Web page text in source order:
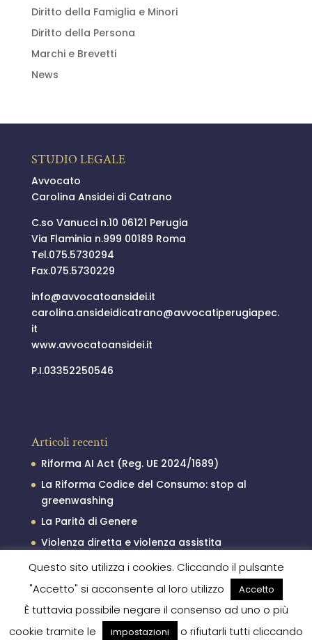
Diritto della Famiglia e Minori
Diritto della Persona
Marchi e Brevetti
News
STUDIO LEGALE
Avvocato
Carolina Ansidei di Catrano
C.so Vanucci n.10 06121 Perugia
Via Flaminia n.999 00189 Roma
Tel.075.5730294
Fax.075.5730229
info@avvocatoansidei.it
carolina.ansideidicatrano@avvocatiperugiapec.
it
www.avvocatoansidei.it
P.I.03352250546
Articoli recenti
Riforma AI Act (Reg. UE 2024/1689)
La Riforma Codice del Consumo: stop al
greenwashing
La Parità di Genere
Violenza diretta e violenza assistita
Il processo penale minorile
Questo sito utilizza i cookies. Cliccando il pulsante
"Accetto" si acconsente al loro utilizzo
Accetto
È tuttavia possibile negare il consenso ad uno o più
cookie tramite le
impostazioni o rifiutarli tutti cliccando